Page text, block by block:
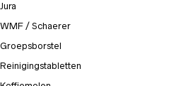
Jura
WMF / Schaerer
Groepsborstel
Reinigingstabletten